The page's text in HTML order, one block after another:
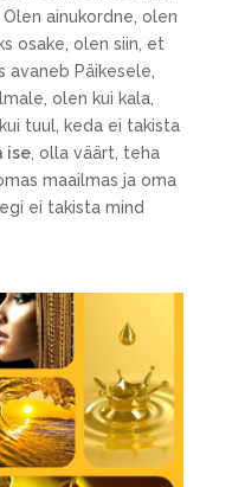
ainukordne, olen
osake, olen siin, et
avaneb Päikesele,
olen kui kala,
tuul, keda ei takista
ise, olla väärt, teha
maailmas ja oma
ei takista mind